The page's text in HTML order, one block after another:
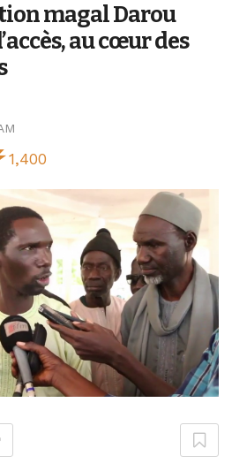
magal Darou
au cœur des
1,400